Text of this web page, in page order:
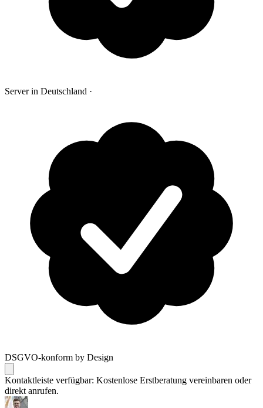
Server in Deutschland ·
DSGVO-konform by Design
Kontaktleiste verfügbar: Kostenlose Erstberatung vereinbaren oder
direkt anrufen.